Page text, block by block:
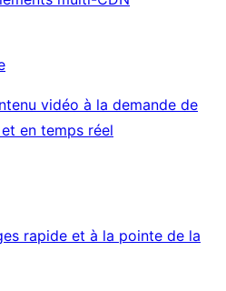
vidéo à la demande de
en temps réel
rapide et à la pointe de la